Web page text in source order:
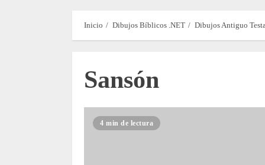
Inicio Dibujos Bíblicos .NET Dibujos Antiguo
Sansón
4 min de lectura